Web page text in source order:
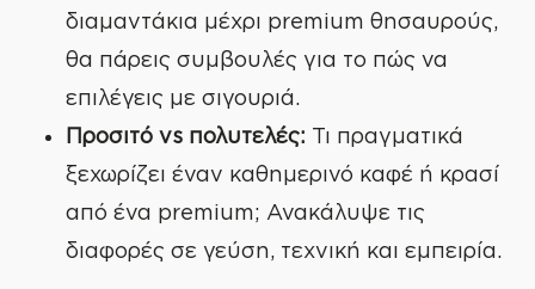
διαμαντάκια μέχρι premium θησαυρούς,
θα πάρεις συμβουλές για το πώς να
επιλέγεις με σιγουριά.
Προσιτό vs πολυτελές: Τι πραγματικά
ξεχωρίζει έναν καθημερινό καφέ ή κρασί
από ένα premium; Ανακάλυψε τις
διαφορές σε γεύση, τεχνική και εμπειρία.